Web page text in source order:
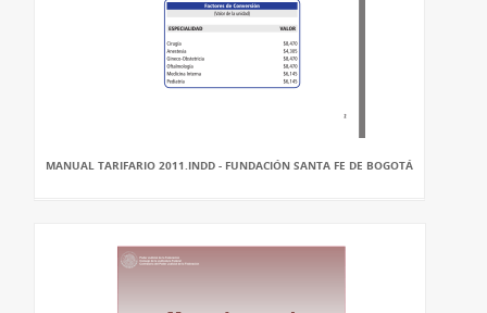
MANUAL TARIFARIO 2011.INDD - FUNDACIÓN SANTA FE DE BOGOTÁ